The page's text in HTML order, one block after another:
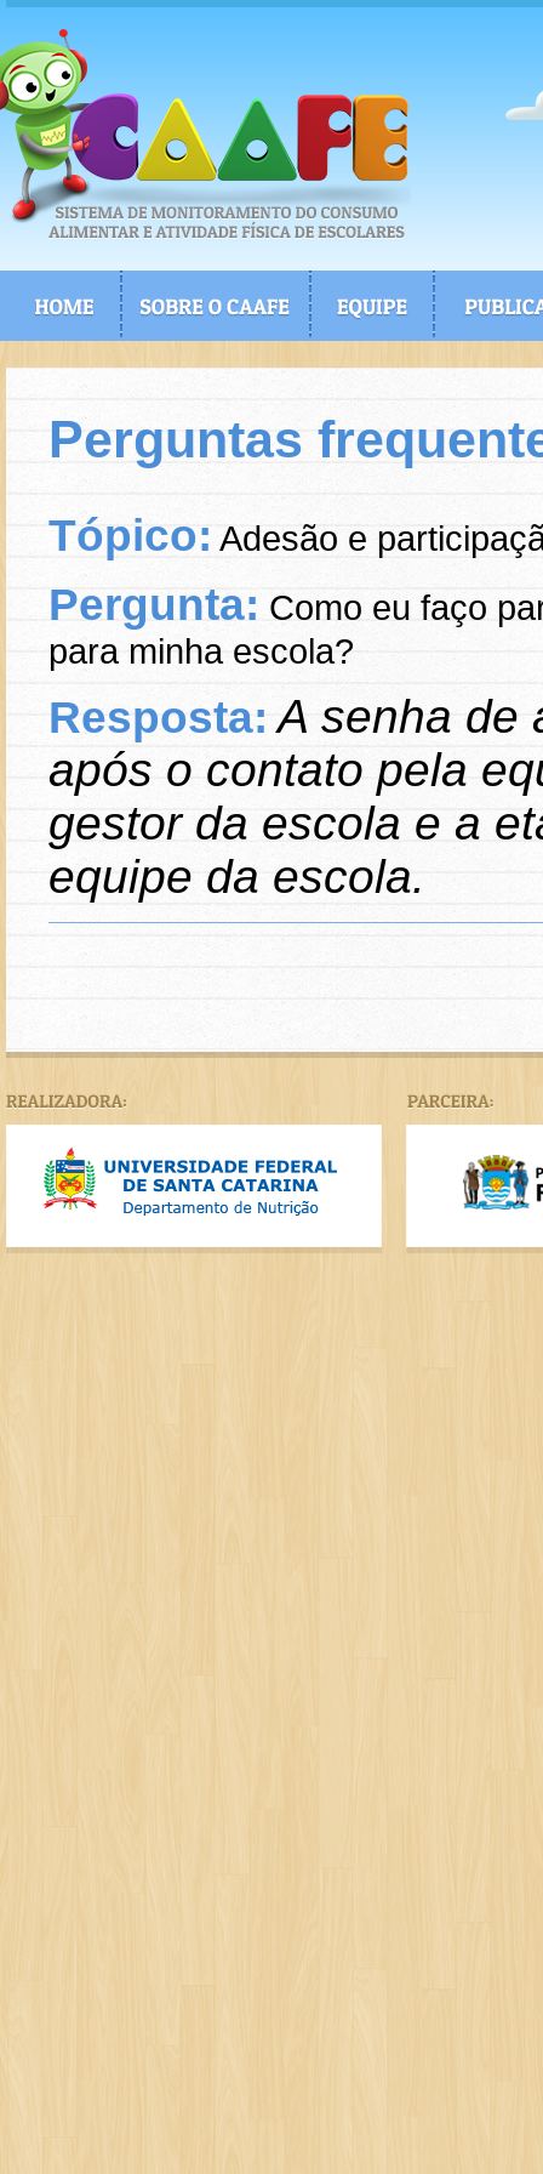
Perguntas
Tópico: Adesão e
Pergunta: Como eu faço
para minha escola?
Resposta: A senha de
após o contato pela
gestor da escola e a
equipe da escola.